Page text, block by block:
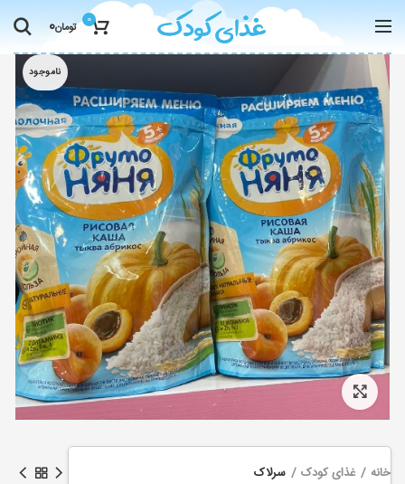
0 تومان0
ناموجود
Click to enlarge
خانه غذای کودک سرلاک